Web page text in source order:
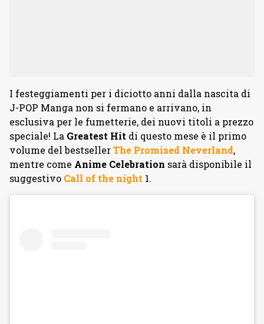
I festeggiamenti per i diciotto anni dalla nascita di
J-POP Manga non si fermano e arrivano, in
esclusiva per le fumetterie, dei nuovi titoli a prezzo
speciale! La Greatest Hit di questo mese è il primo
volume del bestsellerThe Promised Neverland,
mentre come Anime Celebration sarà disponibile il
suggestivo Call of the night 1.